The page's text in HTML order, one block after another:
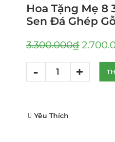
Hoa Tặng Mẹ 8
Sen Đá Ghép
3.300.000₫
Yêu Thích